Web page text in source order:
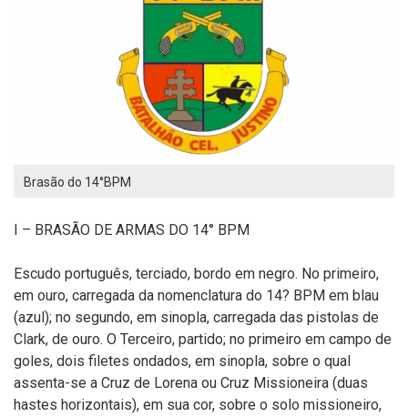
Brasão do 14°BPM
I – BRASÃO DE ARMAS DO 14° BPM
Escudo português, terciado, bordo em negro. No primeiro,
em ouro, carregada da nomenclatura do 14? BPM em blau
(azul); no segundo, em sinopla, carregada das pistolas de
Clark, de ouro. O Terceiro, partido; no primeiro em campo de
goles, dois filetes ondados, em sinopla, sobre o qual
assenta-se a Cruz de Lorena ou Cruz Missioneira (duas
hastes horizontais), em sua cor, sobre o solo missioneiro,